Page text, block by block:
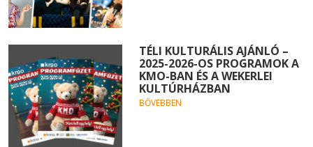
TÉLI KULTURÁLIS AJÁNLÓ –
2025-2026-OS PROGRAMOK A
KMO-BAN ÉS A WEKERLEI
KULTÚRHÁZBAN
BŐVEBBEN